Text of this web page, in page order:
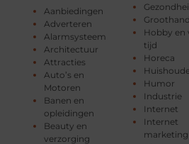
Aanbiedingen
Adverteren
Alarmsysteem
Architectuur
Attracties
Auto’s en
Motoren
Banen en
opleidingen
Beauty en
verzorging
Hobby en
tijd
Horeca
Humor
Industrie
Internet
Internet
marketing